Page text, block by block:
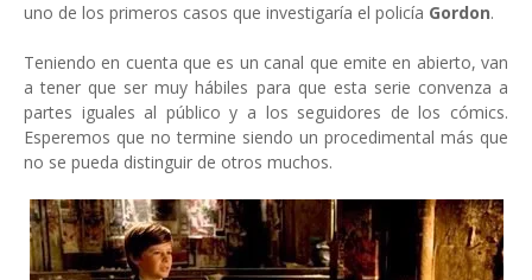
uno de los primeros casos que investigaría el policía Gordon.
Teniendo en cuenta que es un canal que emite en abierto, van
a tener que ser muy hábiles para que esta serie convenza a
partes iguales al público y a los seguidores de los cómics.
Esperemos que no termine siendo un procedimental más que
no se pueda distinguir de otros muchos.